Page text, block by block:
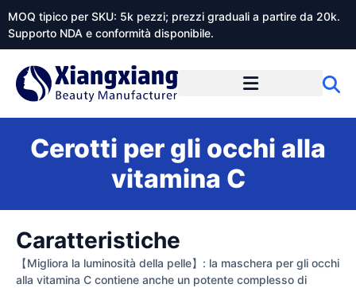
MOQ tipico per SKU: 5k pezzi; prezzi graduali a partire da 20k.
Supporto NDA e conformità disponibile.
Cerotti per gli occhi alla
vitamina C
Caratteristiche
【Migliora la luminosità della pelle】: la maschera per gli occhi
alla vitamina C contiene anche un potente complesso di